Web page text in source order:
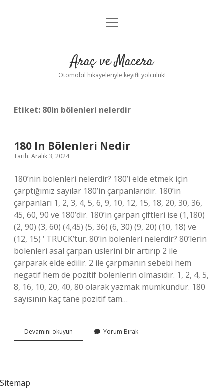
Anasayfa
Yasal Uyarı
menüyü
Araç ve Macera
Otomobil hikayeleriyle keyifli yolculuk!
Etiket: 80in bölenleri nelerdir
180 In Bölenleri Nedir
Tarih: Aralık 3, 2024
180’nin bölenleri nelerdir? 180’i elde etmek için
çarptığımız sayılar 180’in çarpanlarıdır. 180’in
çarpanları 1, 2, 3, 4, 5, 6, 9, 10, 12, 15, 18, 20, 30, 36,
45, 60, 90 ve 180’dir. 180’in çarpan çiftleri ise (1,180)
(2, 90) (3, 60) (4,45) (5, 36) (6, 30) (9, 20) (10, 18) ve
(12, 15) ‘ TRUCK’tur. 80’in bölenleri nelerdir? 80’lerin
bölenleri asal çarpan üslerini bir artırıp 2 ile
çarparak elde edilir. 2 ile çarpmanın sebebi hem
negatif hem de pozitif bölenlerin olmasıdır. 1, 2, 4, 5,
8, 16, 10, 20, 40, 80 olarak yazmak mümkündür. 180
sayısının kaç tane pozitif tam…
Devamını okuyun
In
Yorum Bırak
Sitemap